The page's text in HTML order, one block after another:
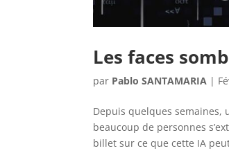
Les faces
par Pablo SANTAMARIA |
Depuis quelques
beaucoup de personnes
billet sur ce que cette IA